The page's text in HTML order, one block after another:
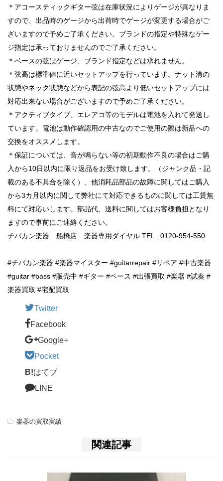
＊アコースティックギター弦は在庫状況によりゲージが異なりま
すので、出品時のゲージから出荷時でゲージが変更する場合がご
ざいますので予めご了承ください。ブランドの指定や特殊なゲー
ジ指定は承っておりませんのでご了承ください。
＊ベースの弦はゲージ、ブランド指定などは承れません。
＊弦高は標準値に近いセットアップを行っています。ナット溝の
状態やネック状態などから表記の弦高より低いセットアップには
対応出来ない場合がございますので予めご了承ください。
＊アクティブタイプ、エレアコ等のモデルは電池を入れて発送し
ています。電池は動作確認用の中古なのでご使用の際は新品への
交換をオススメします。
＊保証については、音が鳴らない等の初期動作不良の場合はご購
入から10日以内に限り返品をお受け致します。（ジャンク品・記
載のある不具合を除く）、他消耗品部品の故障に関してはご購入
から3カ月以内に関して弊社にて対応できるものに関しては工賃無
料にて対応いします。部品代、送料に関してはお客様負担となり
ますので事前にご連絡ください。
チバカン楽器 船橋店 楽器専用ダイヤル TEL : 0120-954-550
#チバカン楽器 #楽器マイスター #guitarrepair #リペア #中古楽器
#guitar #bass #販売中 #ギター #ベース #出張買取 #楽器 #試奏 #
楽器買取 #宅配買取
Twitter
Facebook
Google+
Pocket
B!はてブ
LINE
-楽器の買取実績
関連記事